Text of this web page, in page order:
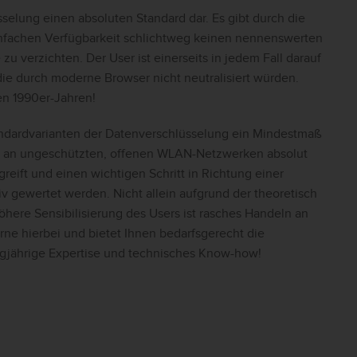
einen absoluten Standard dar. Es gibt durch die
Verfügbarkeit schlichtweg keinen nennenswerten
verzichten. Der User ist einerseits in jedem Fall darauf
durch moderne Browser nicht neutralisiert würden.
1990er-Jahren!
der Datenverschlüsselung ein Mindestmaß
ungeschützten, offenen WLAN-Netzwerken absolut
und einen wichtigen Schritt in Richtung einer
gewertet werden. Nicht allein aufgrund der theoretisch
Sensibilisierung des Users ist rasches Handeln an
hierbei und bietet Ihnen bedarfsgerecht die
Expertise und technisches Know-how!